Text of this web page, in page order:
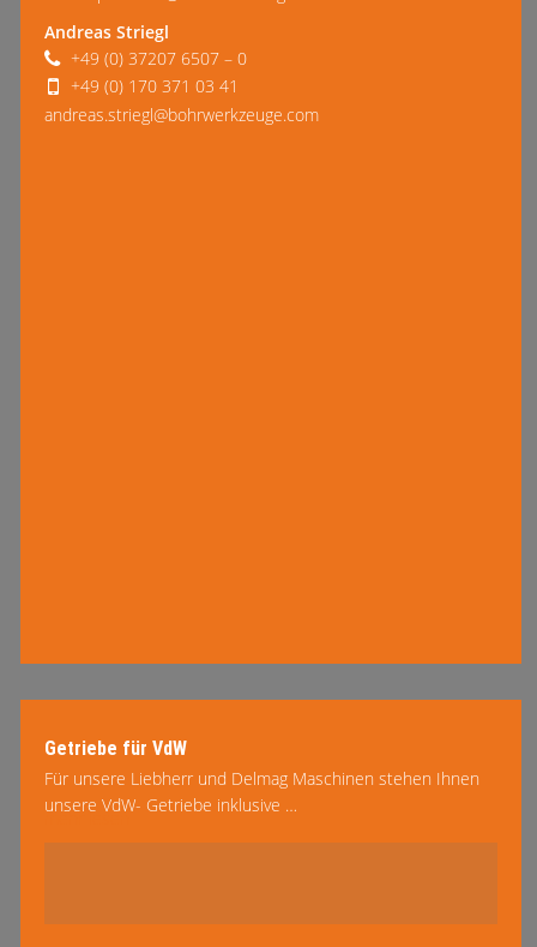
Andreas Striegl
+49 (0) 37207 6507 – 0
+49 (0) 170 371 03 41
andreas.striegl@bohrwerkzeuge.com
Getriebe für VdW
Für unsere Liebherr und Delmag Maschinen stehen Ihnen
unsere VdW- Getriebe inklusive …
mehr lesen